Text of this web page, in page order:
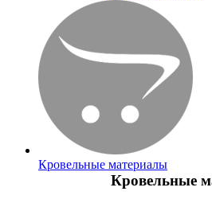
Кровельные материалы
Кровельные